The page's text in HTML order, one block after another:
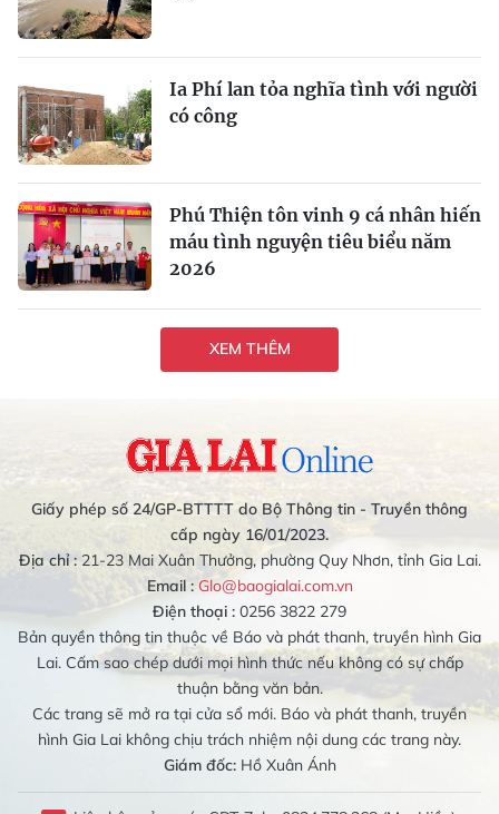
Ia Phí lan tỏa nghĩa tình với người
có công
Phú Thiện tôn vinh 9 cá nhân hiến
máu tình nguyện tiêu biểu năm
2026
XEM THÊM
Giấy phép số 24/GP-BTTTT do Bộ Thông tin - Truyền thông
cấp ngày 16/01/2023.
Địa chỉ :21-23 Mai Xuân Thưởng, phường Quy Nhơn, tỉnh Gia Lai.
Email : Glo@baogialai.com.vn
Điện thoại : 0256 3822 279
Bản quyền thông tin thuộc về Báo và phát thanh, truyền hình Gia
Lai. Cấm sao chép dưới mọi hình thức nếu không có sự chấp
thuận bằng văn bản.
Các trang sẽ mở ra tại cửa sổ mới. Báo và phát thanh, truyền
hình Gia Lai không chịu trách nhiệm nội dung các trang này.
Giám đốc:Hồ Xuân Ánh